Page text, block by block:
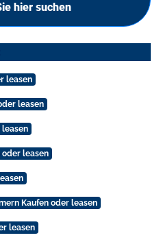
hier suchen
leasen
leasen
leasen
oder leasen
Kaufen oder leasen
leasen